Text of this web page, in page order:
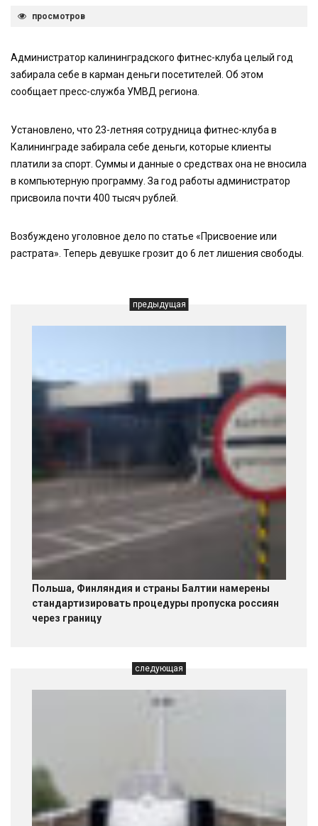
просмотров
Администратор калининградского фитнес-клуба целый год
забирала себе в карман деньги посетителей. Об этом
сообщает пресс-служба УМВД региона.
Установлено, что 23-летняя сотрудница фитнес-клуба в
Калининграде забирала себе деньги, которые клиенты
платили за спорт. Суммы и данные о средствах она не вносила
в компьютерную программу. За год работы администратор
присвоила почти 400 тысяч рублей.
Возбуждено уголовное дело по статье «Присвоение или
растрата». Теперь девушке грозит до 6 лет лишения свободы.
предыдущая
Польша, Финляндия и страны Балтии намерены
стандартизировать процедуры пропуска россиян
через границу
следующая